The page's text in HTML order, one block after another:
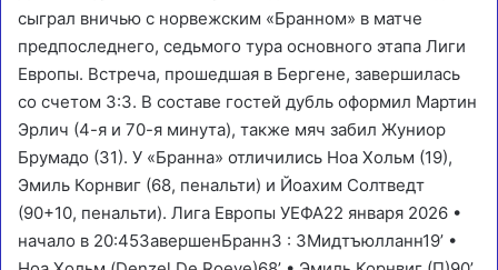
сыграл вничью с норвежским «Бранном» в матче
предпоследнего, седьмого тура основного этапа Лиги
Европы. Встреча, прошедшая в Бергене, завершилась
со счетом 3:3. В составе гостей дубль оформил Мартин
Эрлич (4-я и 70-я минута), также мяч забил Жуниор
Брумадо (31). У «Бранна» отличились Ноа Хольм (19),
Эмиль Корнвиг (68, пенальти) и Йоахим Солтведт
(90+10, пенальти). Лига Европы УЕФА22 января 2026 •
начало в 20:45ЗавершенБранн3 : 3Мидтъюлланн19‎’‎ •